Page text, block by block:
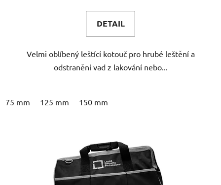
5,0
z
hvězdiček.
DETAIL
Velmi oblíbený leštící kotouč pro hrubé leštění a
odstranění vad z lakování nebo...
75 mm 125 mm 150 mm